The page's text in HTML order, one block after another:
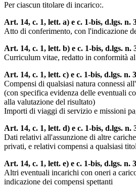
Per ciascun titolare di incarico:.
Art. 14, c. 1, lett. a) e c. 1-bis, d.lgs. n.
Atto di conferimento, con l'indicazione
Art. 14, c. 1, lett. b) e c. 1-bis, d.lgs. n.
Curriculum vitae, redatto in conformità
Art. 14, c. 1, lett. c) e c. 1-bis, d.lgs. n.
Compensi di qualsiasi natura connessi
(con specifica evidenza delle eventuali
alla valutazione del risultato)
Importi di viaggi di servizio e missioni
Art. 14, c. 1, lett. d) e c. 1-bis, d.lgs. n.
Dati relativi all'assunzione di altre
privati, e relativi compensi a qualsiasi
Art. 14, c. 1, lett. e) e c. 1-bis, d.lgs. n.
Altri eventuali incarichi con oneri a
indicazione dei compensi spettanti